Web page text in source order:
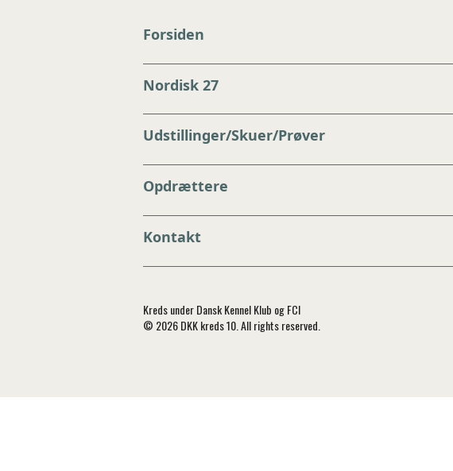
Forsiden
Nordisk 27
Udstillinger/Skuer/Prøver
Opdrættere
Kontakt
Kreds under Dansk Kennel Klub og FCI
© 2026 DKK kreds 10. All rights reserved.